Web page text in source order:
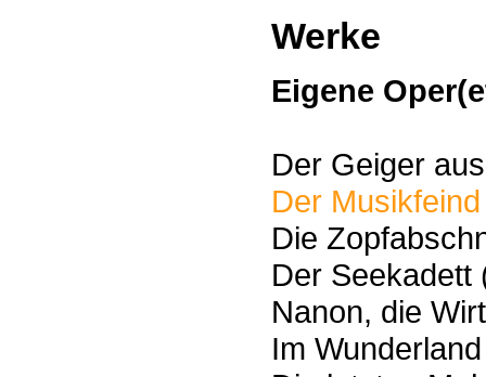
Werke
Eigene
Der Geiger
Der Musikfeind
Die
Der Seekadett
Nanon, die
Im